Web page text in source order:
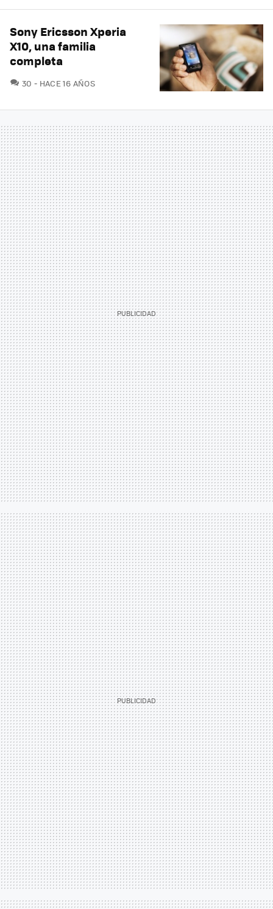
Sony Ericsson Xperia
X10, una familia
completa
30 COMENTARIOS
HACE 16 AÑOS